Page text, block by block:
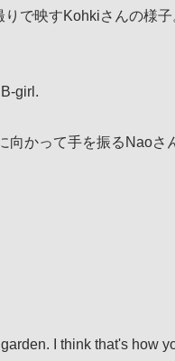
で映すKohkiさんの様子
かって手を振るNaoさ
I think that's how